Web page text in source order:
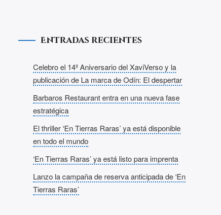
Entradas recientes
Celebro el 14º Aniversario del XaviVerso y la
publicación de La marca de Odín: El despertar
Barbaros Restaurant entra en una nueva fase
estratégica
El thriller ‘En Tierras Raras’ ya está disponible
en todo el mundo
‘En Tierras Raras’ ya está listo para imprenta
Lanzo la campaña de reserva anticipada de ‘En
Tierras Raras’